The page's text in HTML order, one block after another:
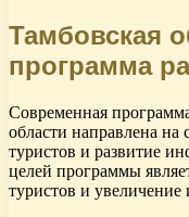
Тамбовская
программа
Современная
области направлена
туристов и развитие
целей программы
туристов и